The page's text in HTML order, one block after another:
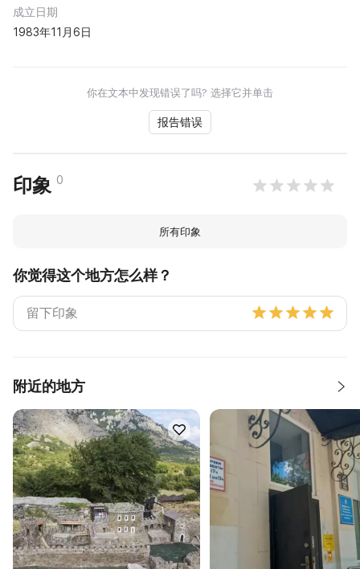
成立日期
1983年11月6日
你在文本中发现错误了吗? 选择它并单击
报告错误
印象 0
所有印象
你觉得这个地方怎么样？
附近的地方